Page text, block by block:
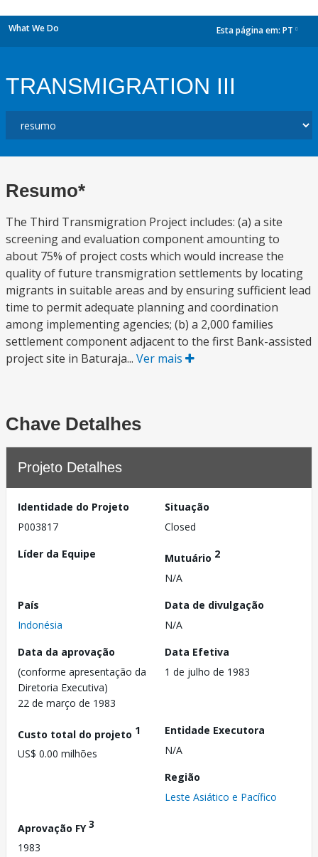
What We Do Esta página em: PT
TRANSMIGRATION III
Resumo*
The Third Transmigration Project includes: (a) a site
screening and evaluation component amounting to
about 75% of project costs which would increase the
quality of future transmigration settlements by locating
migrants in suitable areas and by ensuring sufficient lead
time to permit adequate planning and coordination
among implementing agencies; (b) a 2,000 families
settlement component adjacent to the first Bank-assisted
project site in Baturaja... Ver mais
Chave Detalhes
Projeto Detalhes
Identidade do Projeto
P003817
Situação
Closed
Líder da Equipe
Mutuário 2
N/A
País
Indonésia
Data de divulgação
N/A
Data da aprovação
(conforme apresentação da
Diretoria Executiva)
22 de março de 1983
Data Efetiva
1 de julho de 1983
Custo total do projeto 1
US$ 0.00 milhões
Entidade Executora
N/A
Região
Leste Asiático e Pacífico
Aprovação FY3
1983